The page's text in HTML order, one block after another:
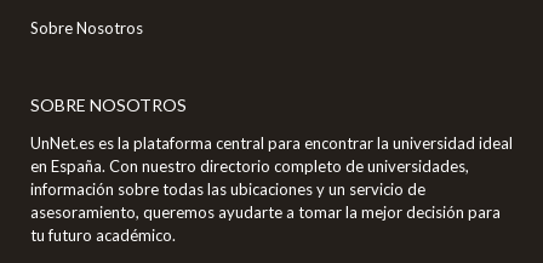
Sobre Nosotros
SOBRE NOSOTROS
UnNet.es es la plataforma central para encontrar la universidad ideal
en España. Con nuestro directorio completo de universidades,
información sobre todas las ubicaciones y un servicio de
asesoramiento, queremos ayudarte a tomar la mejor decisión para
tu futuro académico.